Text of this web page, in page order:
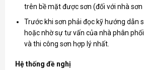
trên bề mặt được sơn (đối với nhà sơn
Trước khi sơn phải đọc kỹ hướng dẫn
hoặc nhờ sự tư vấn của nhà phân
và thi công sơn hợp lý nhất.
Hệ thống đề nghị